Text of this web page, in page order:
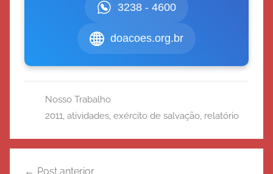
3238 - 4600
doacoes.org.br
Nosso Trabalho
2011 atividades exército de salvação relatório
Post anterior